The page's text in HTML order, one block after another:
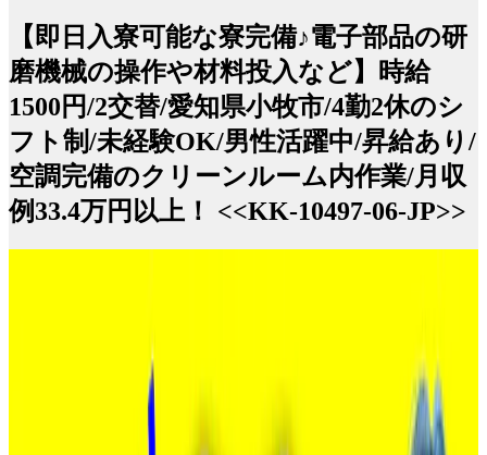
【即日入寮可能な寮完備♪電子部品の研
磨機械の操作や材料投入など】時給
1500円/2交替/愛知県小牧市/4勤2休のシ
フト制/未経験OK/男性活躍中/昇給あり/
空調完備のクリーンルーム内作業/月収
例33.4万円以上！ <<KK-10497-06-JP>>